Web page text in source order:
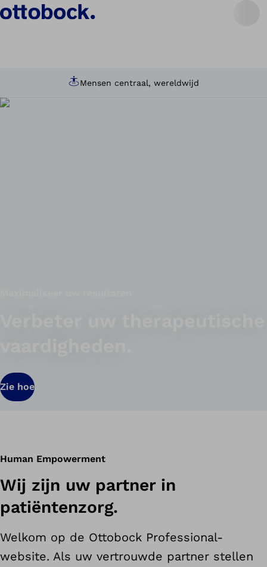
Mensen centraal, wereldwijd
Zie hoe
Human Empowerment
Wij zijn uw partner in
patiëntenzorg.
Welkom op de Ottobock Professional-
website. Als uw vertrouwde partner stellen